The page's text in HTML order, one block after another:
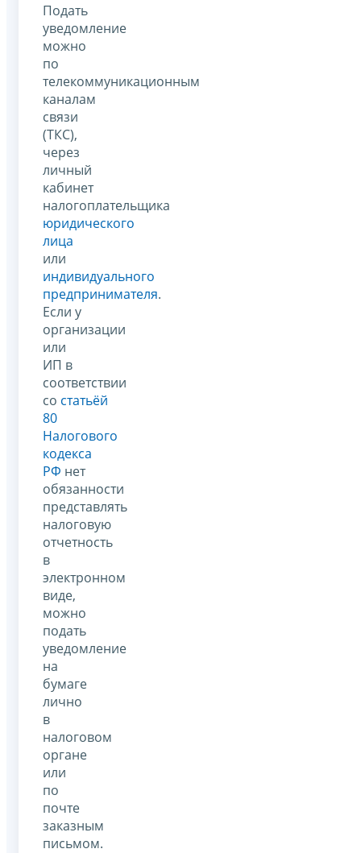
Подать
уведомление
можно
по
телекоммуникационным
каналам
связи
(ТКС),
через
личный
кабинет
налогоплательщика
юридического
лица
или
индивидуального
предпринимателя.
Если у
организации
или
ИП в
соответствии
со статьёй
80
Налогового
кодекса
РФ нет
обязанности
представлять
налоговую
отчетность
в
электронном
виде,
можно
подать
уведомление
на
бумаге
лично
в
налоговом
органе
или
по
почте
заказным
письмом.